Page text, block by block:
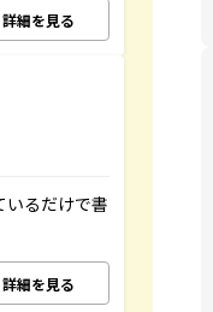
詳細を見る
いるだけで書
詳細を見る